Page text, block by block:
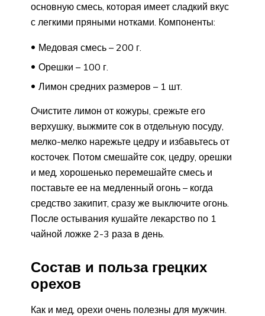
основную смесь, которая имеет сладкий вкус
с легкими пряными нотками. Компоненты:
Медовая смесь – 200 г.
Орешки – 100 г.
Лимон средних размеров – 1 шт.
Очистите лимон от кожуры, срежьте его
верхушку, выжмите сок в отдельную посуду,
мелко-мелко нарежьте цедру и избавьтесь от
косточек. Потом смешайте сок, цедру, орешки
и мед, хорошенько перемешайте смесь и
поставьте ее на медленный огонь – когда
средство закипит, сразу же выключите огонь.
После остывания кушайте лекарство по 1
чайной ложке 2-3 раза в день.
Состав и польза грецких
орехов
Как и мед, орехи очень полезны для мужчин.